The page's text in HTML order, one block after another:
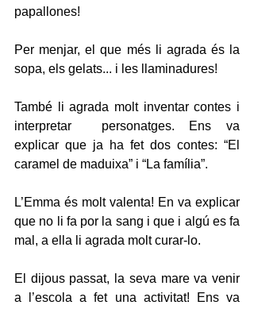
papallones!
Per menjar, el que més li agrada és la
sopa, els gelats... i les llaminadures!
També li agrada molt inventar contes i
interpretar  personatges. Ens va
explicar que ja ha fet dos contes: “El
caramel de maduixa” i “La família”.
L’Emma és molt valenta! En va explicar
que no li fa por la sang i que i algú es fa
mal, a ella li agrada molt curar-lo.
El dijous passat, la seva mare va venir
a l’escola a fet una activitat! Ens va